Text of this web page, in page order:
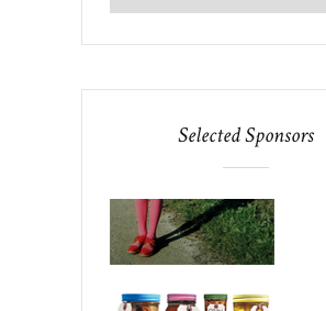
Selected Sponsors